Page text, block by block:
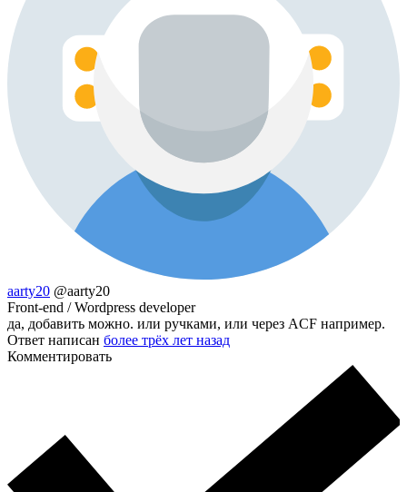
aarty20 @aarty20
Front-end / Wordpress developer
да, добавить можно. или ручками, или через ACF например.
Ответ написан более трёх лет назад
Комментировать